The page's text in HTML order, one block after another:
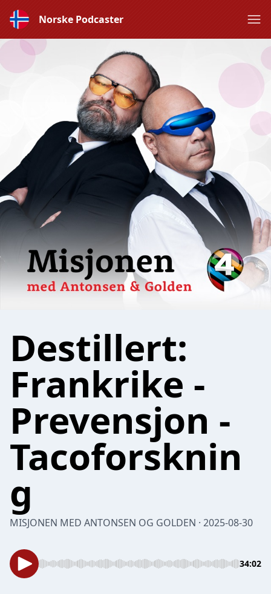
Norske Podcaster
Destillert:
Frankrike -
Prevensjon -
Tacoforsknin
g
MISJONEN MED ANTONSEN OG GOLDEN · 2025-08-30
34:02